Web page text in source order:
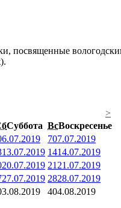
>
Суббота ВсВоскресенье
707.07.2019
13.07.2019 1414.07.2019
20.07.2019 21 21.07.2019
27.07.2019 2828.07.2019
404.08.2019